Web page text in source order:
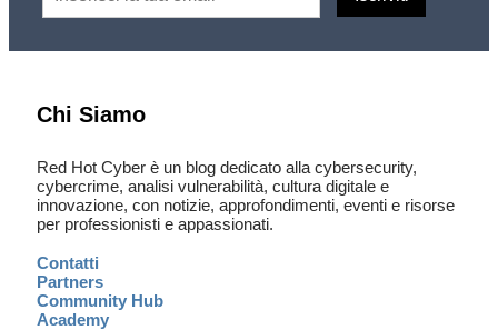
Chi Siamo
Red Hot Cyber è un blog dedicato alla cybersecurity,
cybercrime, analisi vulnerabilità, cultura digitale e
innovazione, con notizie, approfondimenti, eventi e risorse
per professionisti e appassionati.
Contatti
Partners
Community Hub
Academy